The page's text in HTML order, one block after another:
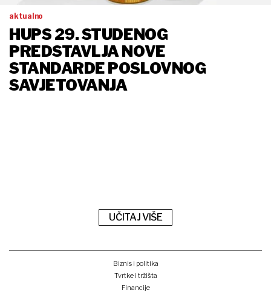
aktualno
HUPS 29. STUDENOG
PREDSTAVLJA NOVE
STANDARDE POSLOVNOG
SAVJETOVANJA
UČITAJ VIŠE
Biznis i politika
Tvrtke i tržišta
Financije